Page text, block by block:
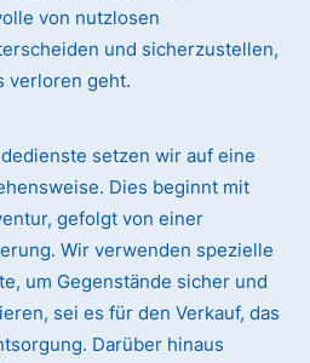
von nutzlosen
und sicherzustellen,
verloren geht.
setzen wir auf eine
Dies beginnt mit
gefolgt von einer
Wir verwenden spezielle
um Gegenstände sicher und
sei es für den Verkauf, das
Darüber hinaus